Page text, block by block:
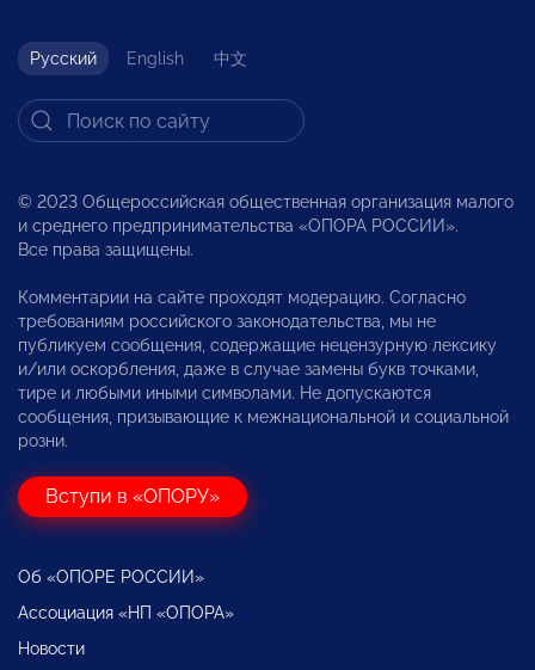
Русский English 中文
© 2023 Общероссийская общественная организация малого
и среднего предпринимательства «ОПОРА РОССИИ».
Все права защищены.
Комментарии на сайте проходят модерацию. Согласно
требованиям российского законодательства, мы не
публикуем сообщения, содержащие нецензурную лексику
и/или оскорбления, даже в случае замены букв точками,
тире и любыми иными символами. Не допускаются
сообщения, призывающие к межнациональной и социальной
розни.
Вступи в «ОПОРУ»
Об «ОПОРЕ РОССИИ»
Ассоциация «НП «ОПОРА»
Новости